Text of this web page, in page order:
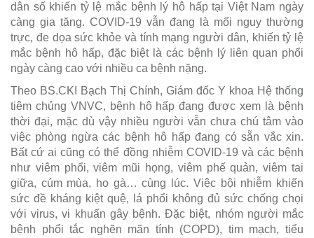
dân số khiến tỷ lệ mắc bệnh lý hô hấp tại Việt Nam ngày
càng gia tăng. COVID-19 vẫn đang là mối nguy thường
trực, đe dọa sức khỏe và tính mạng người dân, khiến tỷ lệ
mắc bệnh hô hấp, đặc biệt là các bệnh lý liên quan phổi
ngày càng cao với nhiều ca bệnh nặng.
Theo BS.CKI Bạch Thị Chính, Giám đốc Y khoa Hệ thống
tiêm chủng VNVC, bệnh hô hấp đang được xem là bệnh
thời đại, mặc dù vậy nhiều người vẫn chưa chú tâm vào
việc phòng ngừa các bệnh hô hấp đang có sẵn vắc xin.
Bất cứ ai cũng có thể đồng nhiễm COVID-19 và các bệnh
như viêm phổi, viêm mũi họng, viêm phế quản, viêm tai
giữa, cúm mùa, ho gà… cùng lúc. Việc bội nhiễm khiến
sức đề kháng kiệt quệ, lá phổi không đủ sức chống chọi
với virus, vi khuẩn gây bệnh. Đặc biệt, nhóm người mắc
bệnh phổi tắc nghẽn mãn tính (COPD), tim mạch, tiểu